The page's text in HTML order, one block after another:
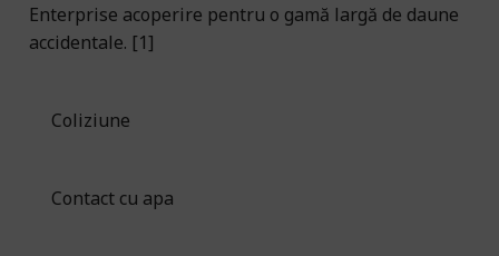
Enterprise acoperire pentru o gamă largă de daune
accidentale. [1]
Coliziune
Contact cu apa